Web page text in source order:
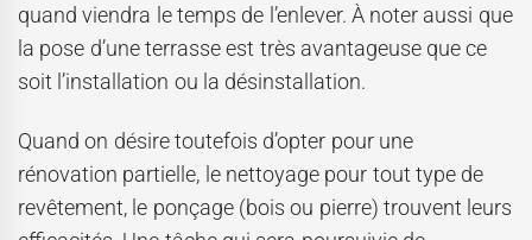
quand viendra le temps de l’enlever. À noter aussi que
la pose d’une terrasse est très avantageuse que ce
soit l’installation ou la désinstallation.
Quand on désire toutefois d’opter pour une
rénovation partielle, le nettoyage pour tout type de
revêtement, le ponçage (bois ou pierre) trouvent leurs